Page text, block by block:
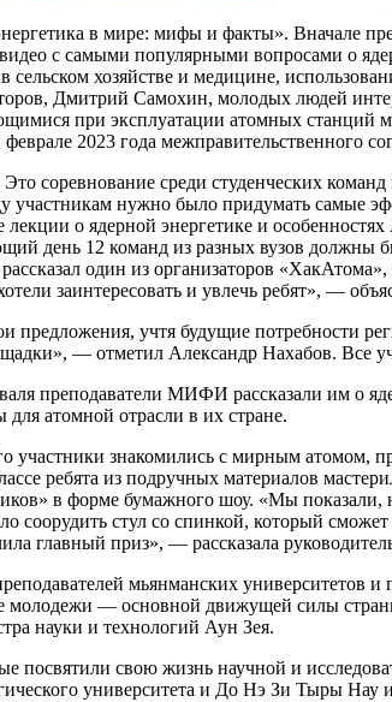
в мире: мифы и факты». Вначале
с самыми популярными вопросами о
хозяйстве и медицине,
Дмитрий Самохин, молодых людей
при эксплуатации атомных
2023 года межправительственного
среди студенческих команд
нужно было придумать самые
о ядерной энергетике и
день 12 команд из разных вузов
один из организаторов
заинтересовать и увлечь ребят», —
учтя будущие потребности
— отметил Александр Нахабов. Все
преподаватели МИФИ рассказали им о
атомной отрасли в их стране.
знакомились с мирным атомом,
ребята из подручных материалов
в форме бумажного шоу. «Мы показали,
стул со спинкой, который
главный приз», — рассказала
мьянманских университетов
— основной движущей силы
науки и технологий Аун Зея.
свою жизнь научной и
университета и До Нэ Зи Тыры Нау